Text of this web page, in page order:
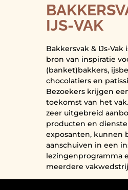
IJS-VAK
Bakkersvak & IJs-Vak
bron van inspiratie
(banket)bakkers,
chocolatiers en
Bezoekers krijgen
toekomst van het
zeer uitgebreid
producten en
exposanten, kunnen
aanschuiven in een
lezingenprogramma
meerdere